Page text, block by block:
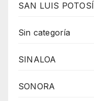
SAN LUIS POTOSÍ
Sin categoría
SINALOA
SONORA